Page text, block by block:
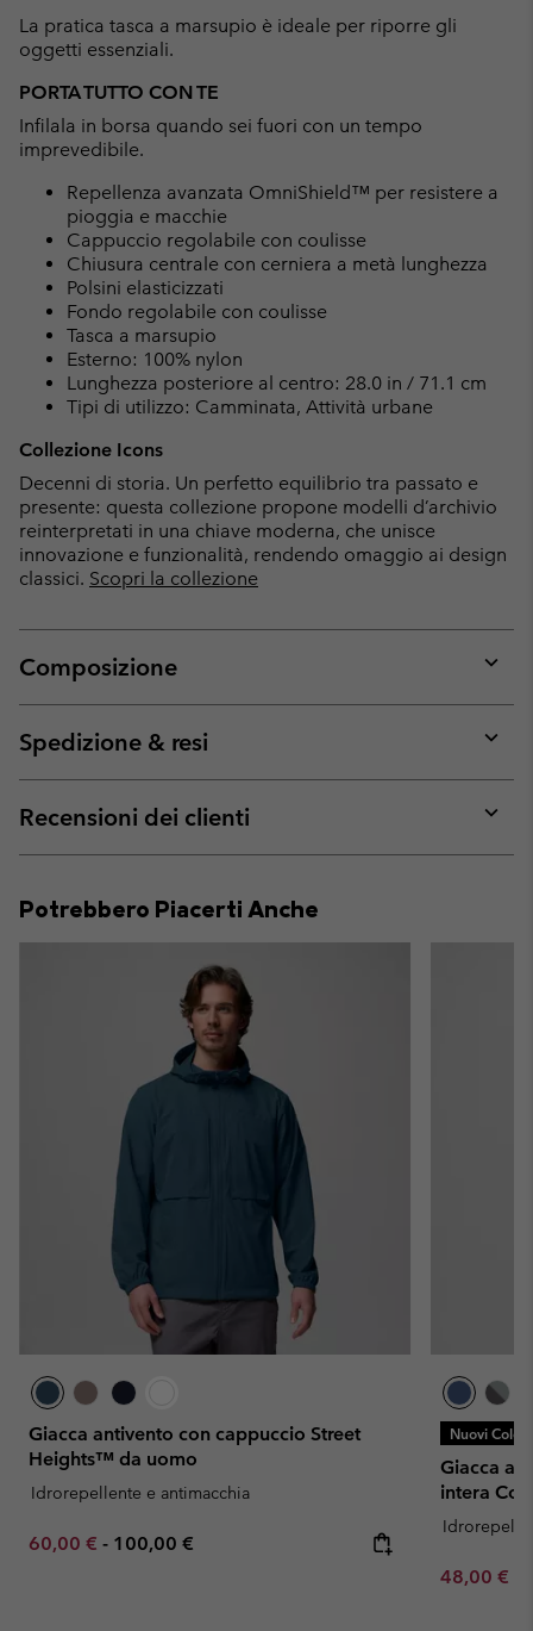
La pratica tasca a marsupio è ideale per riporre gli
oggetti essenziali.
PORTA TUTTO CON TE
Infilala in borsa quando sei fuori con un tempo
imprevedibile.
Repellenza avanzata OmniShield™ per resistere a
pioggia e macchie
Cappuccio regolabile con coulisse
Chiusura centrale con cerniera a metà lunghezza
Polsini elasticizzati
Fondo regolabile con coulisse
Tasca a marsupio
Esterno: 100% nylon
Lunghezza posteriore al centro: 28.0 in / 71.1 cm
Tipi di utilizzo: Camminata, Attività urbane
Collezione Icons
Decenni di storia. Un perfetto equilibrio tra passato e
presente: questa collezione propone modelli d’archivio
reinterpretati in una chiave moderna, che unisce
innovazione e funzionalità, rendendo omaggio ai design
classici. Scopri la collezione
Composizione
or
Spedizione & resi
or
Recensioni dei clienti
or
Potrebbero Piacerti Anche
Giacca antivento con cappuccio Street
Heights™ da uomo
Idrorepellente e antimacchia
Minimum sale price:
60,00 € - Maximum price:
100,00 €
Nuovi Colori
Giacca a
intera
Minimum
48,00 €